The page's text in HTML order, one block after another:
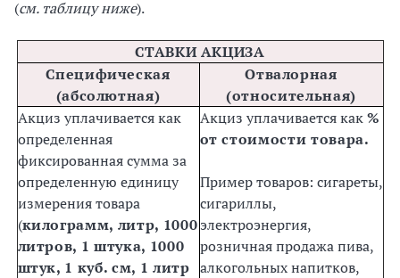
(см. таблицу ниже).
СТАВКИ АКЦИЗА
Специфическая
(абсолютная)
Отвалорная
(относительная)
Акциз уплачивается как
определенная
фиксированная сумма за
определенную единицу
измерения товара
(килограмм, литр, 1000
литров, 1 штука, 1000
штук, 1 куб. см, 1 литр
Акциз уплачивается как%
от стоимости товара.
Пример товаров: сигареты,
сигариллы,
электроэнергия,
розничная продажа пива,
алкогольных напитков,